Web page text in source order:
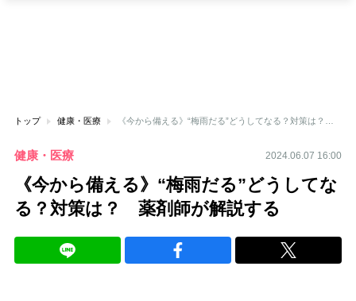
トップ 健康・医療
健康・医療 2024.06.07 16:00
《今から備える》“梅雨だる”どうしてな
る？対策は？ 薬剤師が解説する